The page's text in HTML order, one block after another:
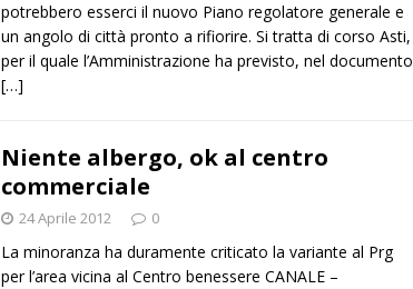
potrebbero esserci il nuovo Piano regolatore generale e
un angolo di città pronto a rifiorire. Si tratta di corso Asti,
per il quale l’Amministrazione ha previsto, nel documento
[…]
Niente albergo, ok al centro
commerciale
24 Aprile 2012 0
La minoranza ha duramente criticato la variante al Prg
per l’area vicina al Centro benessere CANALE –